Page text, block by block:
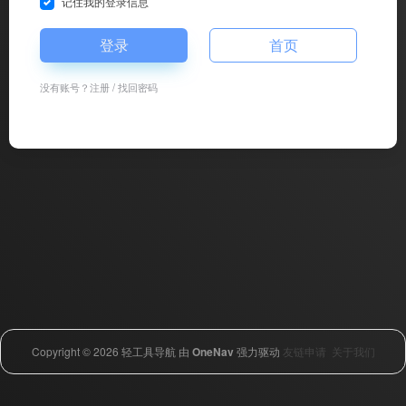
登录 首页
没有账号？注册/找回密码
Copyright © 2026 轻工具导航 由 OneNav强力驱动 友链申请 关于我们